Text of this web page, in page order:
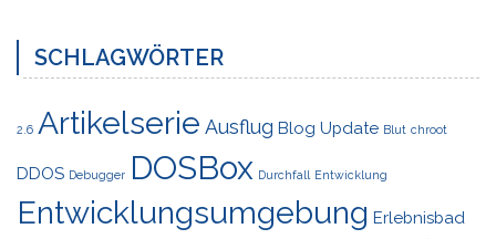
SCHLAGWÖRTER
2.6 Artikelserie Ausflug Blog Update Blut chroot
DDOS Debugger DOSBox Durchfall Entwicklung
Entwicklungsumgebung Erlebnisbad